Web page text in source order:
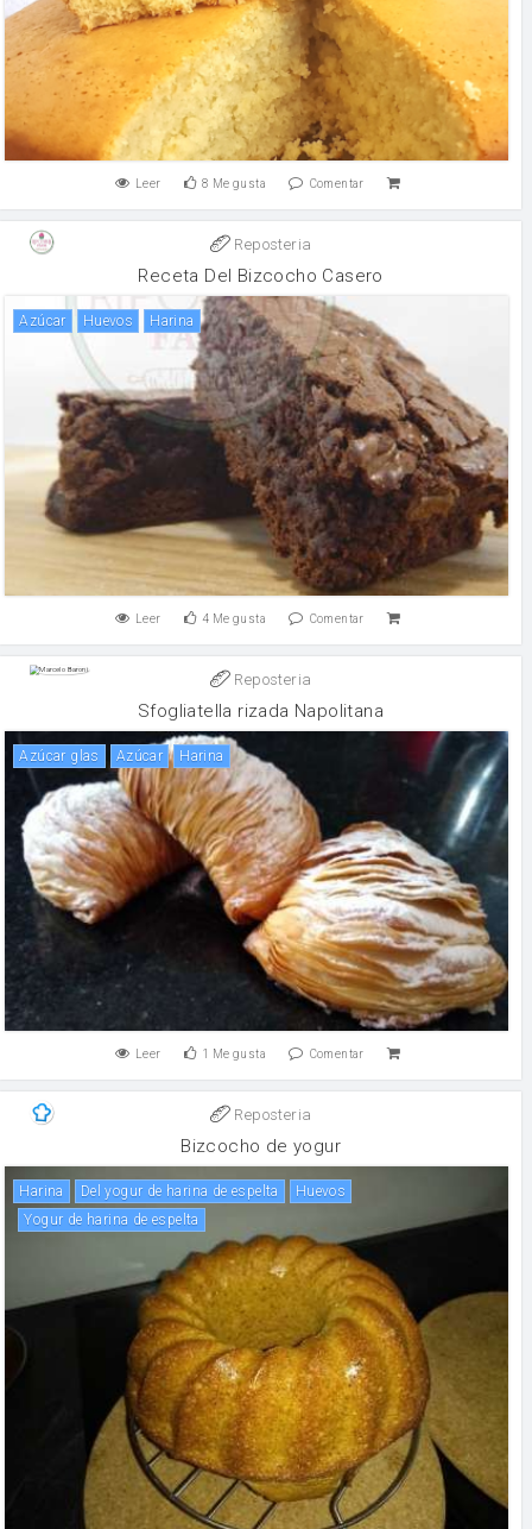
Leer 8 Me gusta Comentar
Reposteria
Receta Del Bizcocho Casero
Azúcar huevos harina
Leer 4 Me gusta Comentar
Reposteria
Sfogliatella rizada Napolitana
azúcar glas Azúcar harina
Leer 1 Me gusta Comentar
Reposteria
Bizcocho de yogur
harina del yogur de harina de espelta
huevos
yogur de harina de espelta